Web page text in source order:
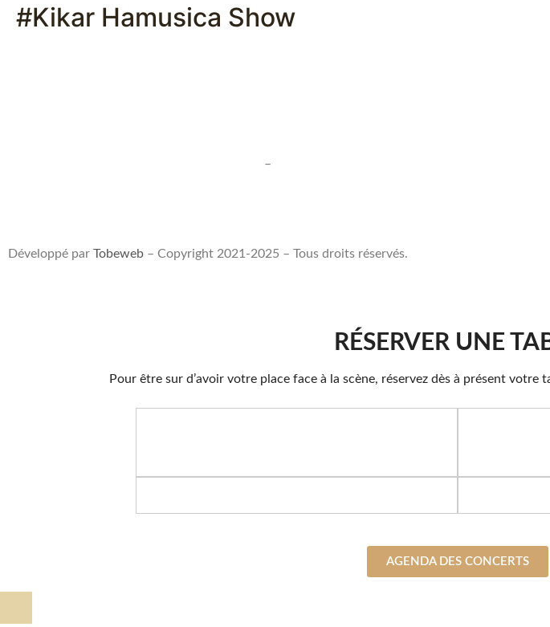
#Kikar Hamusica Show
–
Développé par Tobeweb – Copyright 2021-2025 – Tous droits réservés.
RÉSERVER UNE
Pour être sur d’avoir votre place face à la scène, réservez dès à présent
AGENDA DES CONCERTS